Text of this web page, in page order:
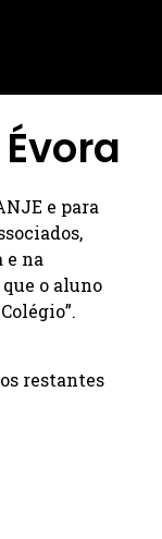
e para
e na
o aluno
restantes